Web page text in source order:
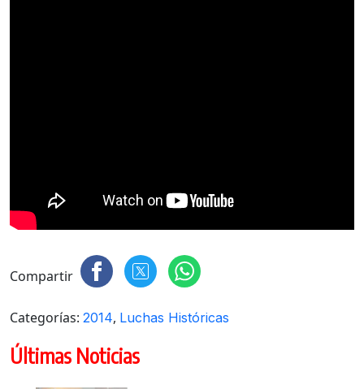
Compartir
Categorías: 2014, Luchas Históricas
Últimas Noticias